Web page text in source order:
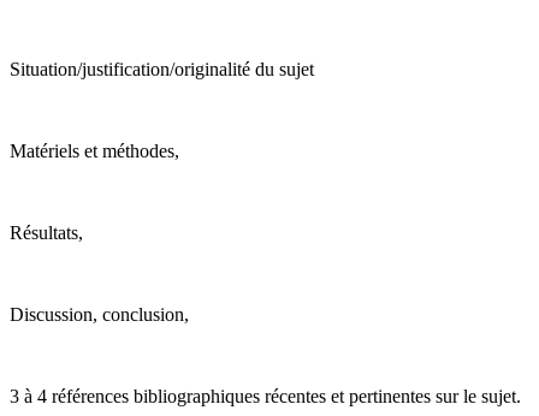
Situation/justification/originalité du sujet
Matériels et méthodes,
Résultats,
Discussion, conclusion,
3 à 4 références bibliographiques récentes et pertinentes sur le sujet.